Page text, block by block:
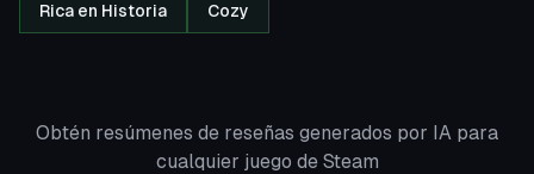
Rica en Historia Cozy
Obtén resúmenes de reseñas generados por IA para
cualquier juego de Steam